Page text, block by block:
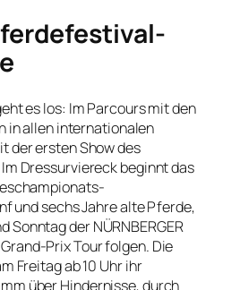
es los: Im Parcours mit den
in allen internationalen
der ersten Show des
Dressurviereck beginnt das
und sechs Jahre alte Pferde,
Sonntag der NÜRNBERGER
Prix Tour folgen. Die
Freitag ab 10 Uhr ihr
über Hindernisse, durch